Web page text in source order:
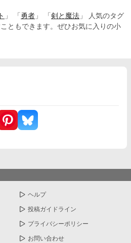
」 「 勇者 」 「 剣と魔法 」 人気のタグ
ともできます。ぜひお気に入りの小
ヘルプ
投稿ガイドライン
プライバシーポリシー
お問い合わせ